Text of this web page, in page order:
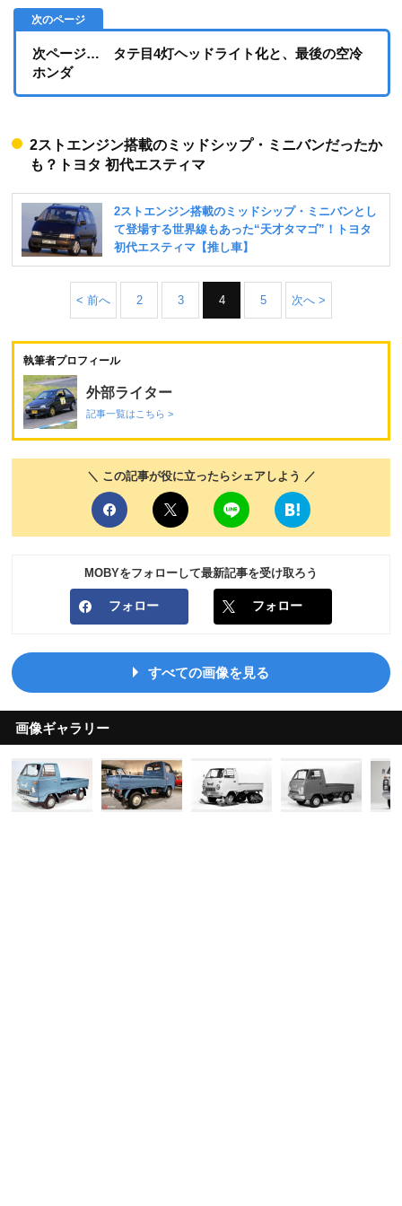
次ページ… タテ目4灯ヘッドライト化と、最後の空冷
ホンダ
2ストエンジン搭載のミッドシップ・ミニバンだったか
も？トヨタ 初代エスティマ
< 前へ 2 3 4 5 次へ >
執筆者プロフィール
外部ライター
記事一覧はこちら >
＼ この記事が役に立ったらシェアしよう ／
MOBYをフォローして最新記事を受け取ろう
フォロー フォロー
すべての画像を見る
画像ギャラリー